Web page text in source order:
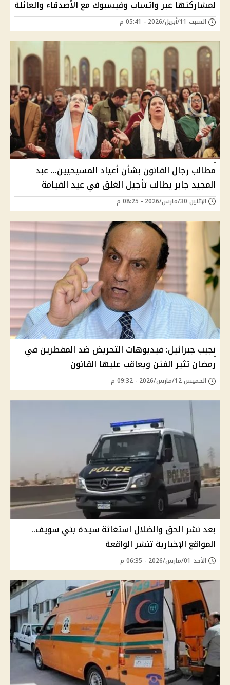
لمشاركتها عبر واتساب وفيسبوك مع الأصدقاء والعائلة
السبت 11/أبريل/2026 - 05:41 م
مطالب رجال القانون بشأن أعياد المسيحيين… عبد
المجيد جابر يطالب تأجيل الغلق في عيد القيامة
الإثنين 30/مارس/2026 - 08:25 م
نجيب جبرائيل: فيديوهات التحريض ضد المفطرين في
رمضان تثير الفتن ويعاقب عليها القانون
الخميس 12/مارس/2026 - 09:32 م
بعد نشر الحق والضلال استغاثة سيدة بني سويف..
المواقع الإخبارية تنشر الواقعة
الأحد 01/مارس/2026 - 06:35 م